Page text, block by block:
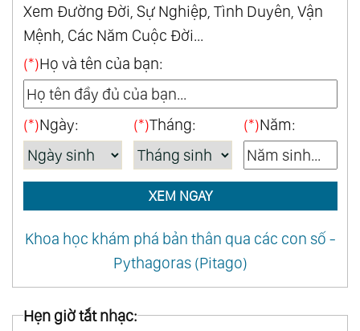
Xem Đường Đời, Sự Nghiệp, Tình Duyên, Vận
Mệnh, Các Năm Cuộc Đời...
(*)Họ và tên của bạn:
(*)Ngày: (*)Tháng: (*)Năm:
XEM NGAY
Khoa học khám phá bản thân qua các con số -
Pythagoras (Pitago)
Hẹn giờ tắt nhạc: